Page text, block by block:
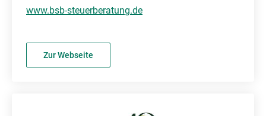
www.bsb-steuerberatung.de
Zur Webseite